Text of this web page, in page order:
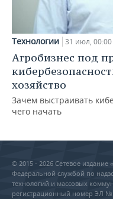
Технологии 31 июл, 00:00
Агробизнес под
хозяйство
Зачем выстраивать
чего начать
© 2015 - 2026 Сетевое издание
Федеральной службой по
технологий и массовых
регистрационный номер ЭЛ №